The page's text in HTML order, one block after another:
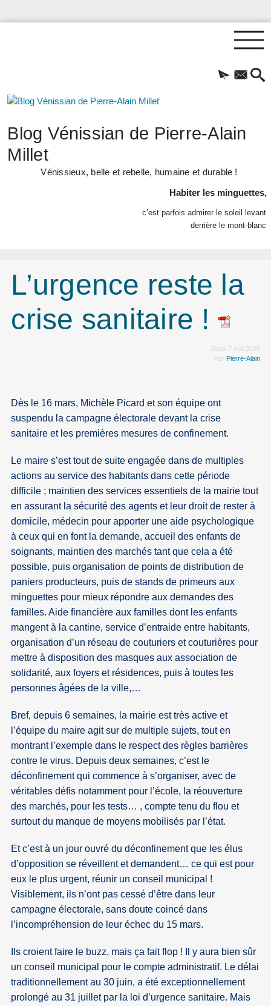
Blog Vénissian de Pierre-Alain
Millet
Vénissieux, belle et rebelle, humaine et durable !
Habiter les minguettes,
c’est parfois admirer le soleil levant
derrière le mont-blanc
L’urgence reste la
crise sanitaire !
Jeudi 7 mai 2020
Par Pierre-Alain
Dès le 16 mars, Michèle Picard et son équipe ont
suspendu la campagne électorale devant la crise
sanitaire et les premières mesures de confinement.
Le maire s’est tout de suite engagée dans de multiples
actions au service des habitants dans cette période
difficile ; maintien des services essentiels de la mairie tout
en assurant la sécurité des agents et leur droit de rester à
domicile, médecin pour apporter une aide psychologique
à ceux qui en font la demande, accueil des enfants de
soignants, maintien des marchés tant que cela a été
possible, puis organisation de points de distribution de
paniers producteurs, puis de stands de primeurs aux
minguettes pour mieux répondre aux demandes des
familles. Aide financière aux familles dont les enfants
mangent à la cantine, service d’entraide entre habitants,
organisation d’un réseau de couturiers et couturières pour
mettre à disposition des masques aux association de
solidarité, aux foyers et résidences, puis à toutes les
personnes âgées de la ville,…
Bref, depuis 6 semaines, la mairie est très active et
l’équipe du maire agit sur de multiple sujets, tout en
montrant l’exemple dans le respect des règles barrières
contre le virus. Depuis deux semaines, c’est le
déconfinement qui commence à s’organiser, avec de
véritables défis notamment pour l’école, la réouverture
des marchés, pour les tests… , compte tenu du flou et
surtout du manque de moyens mobilisés par l’état.
Et c’est à un jour ouvré du déconfinement que les élus
d’opposition se réveillent et demandent… ce qui est pour
eux le plus urgent, réunir un conseil municipal !
Visiblement, ils n’ont pas cessé d’être dans leur
campagne électorale, sans doute coincé dans
l’incompréhension de leur échec du 15 mars.
Ils croient faire le buzz, mais ça fait flop ! Il y aura bien sûr
un conseil municipal pour le compte administratif. Le délai
traditionnellement au 30 juin, a été exceptionnellement
prolongé au 31 juillet par la loi d’urgence sanitaire. Mais